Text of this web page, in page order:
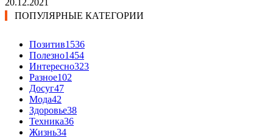
ПОПУЛЯРНЫЕ КАТЕГОРИИ
Позитив1536
Полезно1454
Интересно323
Разное102
Досуг47
Мода42
Здоровье38
Техника36
Жизнь34